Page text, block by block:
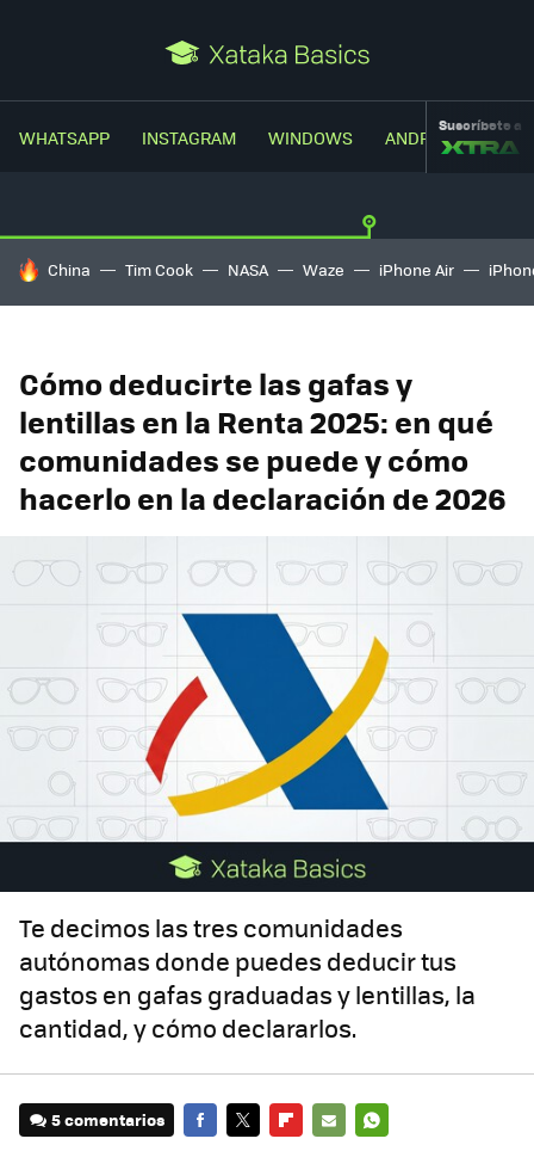
WHATSAPP INSTAGRAM WINDOWS ANDROIDSuscríbete a
HOY SE HABLA DE
China Tim Cook NASA Waze iPhone Air
Cómo deducirte las gafas y
lentillas en la Renta 2025: en qué
comunidades se puede y cómo
hacerlo en la declaración de 2026
Te decimos las tres comunidades
autónomas donde puedes deducir tus
gastos en gafas graduadas y lentillas, la
cantidad, y cómo declararlos.
5 comentarios